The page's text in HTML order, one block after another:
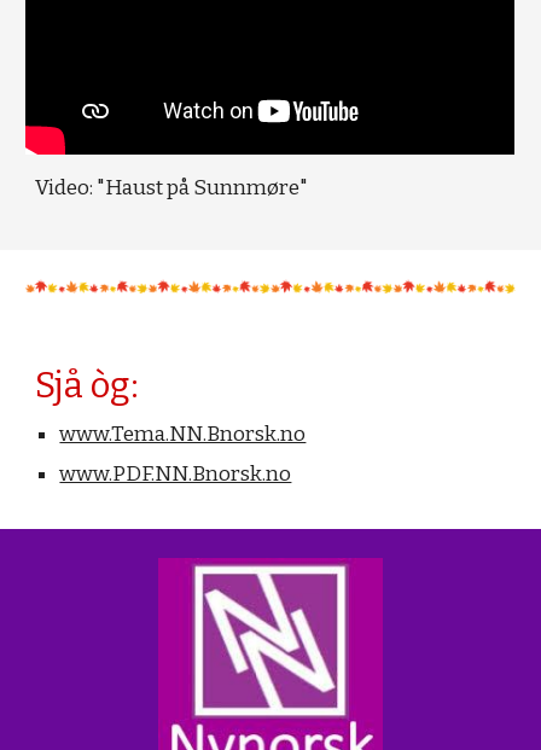
Video: "Haust på Sunnmøre"
Sjå òg:
www.Tema.NN.Bnorsk.no
www.PDF.NN.Bnorsk.no